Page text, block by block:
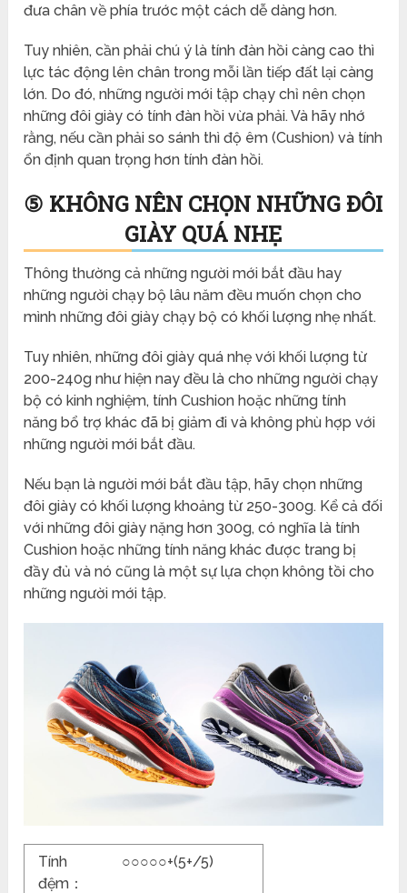
đưa chân về phía trước một cách dễ dàng hơn.
Tuy nhiên, cần phải chú ý là tính đàn hồi càng cao thì
lực tác động lên chân trong mỗi lần tiếp đất lại càng
lớn. Do đó, những người mới tập chạy chỉ nên chọn
những đôi giày có tính đàn hồi vừa phải. Và hãy nhớ
rằng, nếu cần phải so sánh thì độ êm (Cushion) và tính
ổn định quan trọng hơn tính đàn hồi.
⑤ KHÔNG NÊN CHỌN NHỮNG ĐÔI
GIÀY QUÁ NHẸ
Thông thường cả những người mới bắt đầu hay
những người chạy bộ lâu năm đều muốn chọn cho
mình những đôi giày chạy bộ có khối lượng nhẹ nhất.
Tuy nhiên, những đôi giày quá nhẹ với khối lượng từ
200-240g như hiện nay đều là cho những người chạy
bộ có kinh nghiệm, tính Cushion hoặc những tính
năng bổ trợ khác đã bị giảm đi và không phù hợp với
những người mới bắt đầu.
Nếu bạn là người mới bắt đầu tập, hãy chọn những
đôi giày có khối lượng khoảng từ 250-300g. Kể cả đối
với những đôi giày nặng hơn 300g, có nghĩa là tính
Cushion hoặc những tính năng khác được trang bị
đầy đủ và nó cũng là một sự lựa chọn không tồi cho
những người mới tập.
Tính
đệm：
○○○○○+(5+/5)